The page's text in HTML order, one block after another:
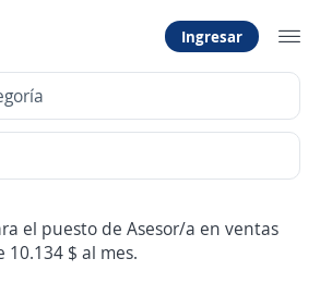
Ingresar
el puesto de Asesor/a en ventas
10.134 $ al mes.